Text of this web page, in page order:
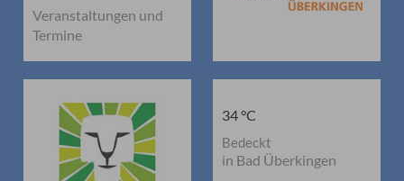
Veranstaltungen und
Termine
34 °C
Bedeckt
in Bad Überkingen